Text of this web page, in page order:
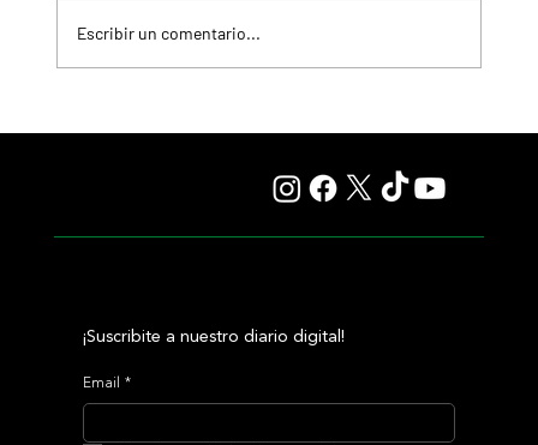
Escribir un comentario...
¡Suscribite a nuestro diario digital!
Email *